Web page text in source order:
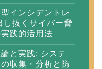
インシデントレ
抜くサイバー脅
践的活用法
と実践: システ
収集・分析と防